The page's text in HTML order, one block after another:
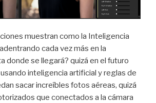
muestran como la Inteligencia
cada vez más en la
donde se llegará? quizá en el futuro
inteligencia artificial y reglas de
sacar increíbles fotos aéreas, quizá
que conectados a la cámara